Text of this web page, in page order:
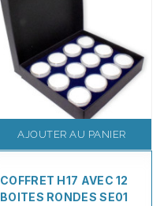
AJOUTER AU PANIER
COFFRET H17 AVEC 12
BOITES RONDES SE01